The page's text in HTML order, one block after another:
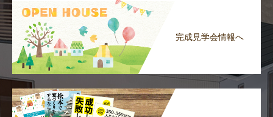
完成見学会情報へ